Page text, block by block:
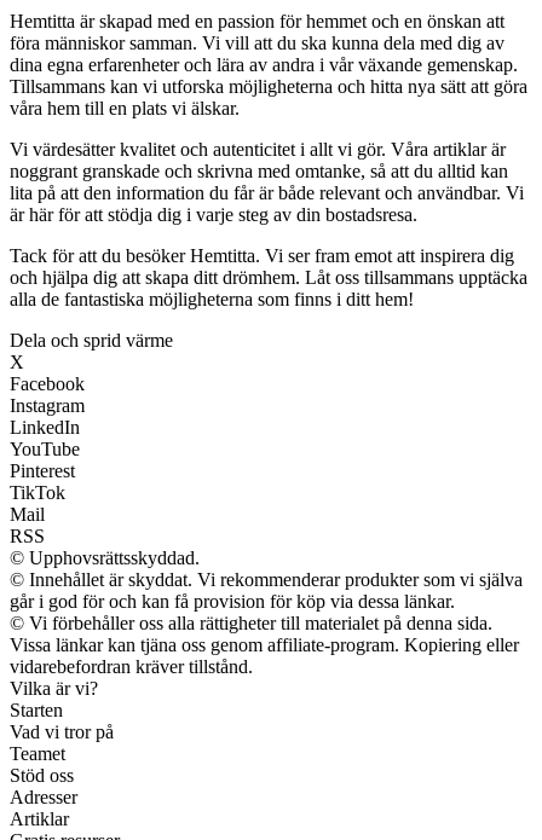
Hemtitta är skapad med en passion för hemmet och en önskan att
föra människor samman. Vi vill att du ska kunna dela med dig av
dina egna erfarenheter och lära av andra i vår växande gemenskap.
Tillsammans kan vi utforska möjligheterna och hitta nya sätt att göra
våra hem till en plats vi älskar.
Vi värdesätter kvalitet och autenticitet i allt vi gör. Våra artiklar är
noggrant granskade och skrivna med omtanke, så att du alltid kan
lita på att den information du får är både relevant och användbar. Vi
är här för att stödja dig i varje steg av din bostadsresa.
Tack för att du besöker Hemtitta. Vi ser fram emot att inspirera dig
och hjälpa dig att skapa ditt drömhem. Låt oss tillsammans upptäcka
alla de fantastiska möjligheterna som finns i ditt hem!
Dela och sprid värme
X
Facebook
Instagram
LinkedIn
YouTube
Pinterest
TikTok
Mail
RSS
© Upphovsrättsskyddad.
© Innehållet är skyddat. Vi rekommenderar produkter som vi själva
går i god för och kan få provision för köp via dessa länkar.
© Vi förbehåller oss alla rättigheter till materialet på denna sida.
Vissa länkar kan tjäna oss genom affiliate-program. Kopiering eller
vidarebefordran kräver tillstånd.
Vilka är vi?
Starten
Vad vi tror på
Teamet
Stöd oss
Adresser
Artiklar